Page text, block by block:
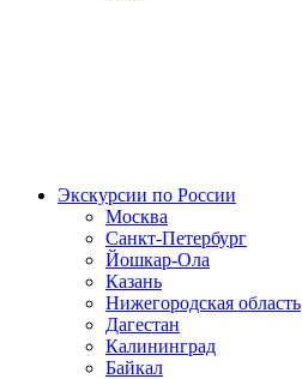
Экскурсии по России
Москва
Санкт-Петербург
Йошкар-Ола
Казань
Нижегородская область
Дагестан
Калининград
Байкал